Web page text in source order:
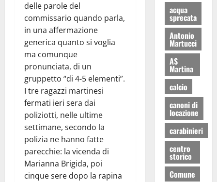
delle parole del
commissario quando parla,
in una affermazione
generica quanto si voglia
ma comunque
pronunciata, di un
gruppetto “di 4-5 elementi”.
I tre ragazzi martinesi
fermati ieri sera dai
poliziotti, nelle ultime
settimane, secondo la
polizia ne hanno fatte
parecchie: la vicenda di
Marianna Brigida, poi
cinque sere dopo la rapina
acqua
sprecata
Antonio
Martucci
AS
Martina
calcio
canoni di
locazione
carabinieri
centro
storico
Comune